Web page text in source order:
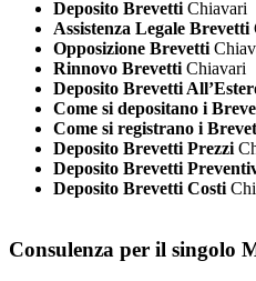
Deposito Brevetti Chiavari
Assistenza Legale Brevetti
Opposizione Brevetti
Rinnovo Brevetti Chiavari
Deposito Brevetti
Come si depositano i
Come si registrano i
Deposito Brevetti Prezzi
Deposito Brevetti
Deposito Brevetti Costi
Consulenza per il singolo